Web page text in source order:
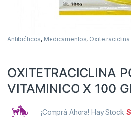
Antibióticos, Medicamentos, Oxitetraciclina
OXITETRACICLINA
VITAMINICO X 100
¡Comprá Ahora! Hay Stock